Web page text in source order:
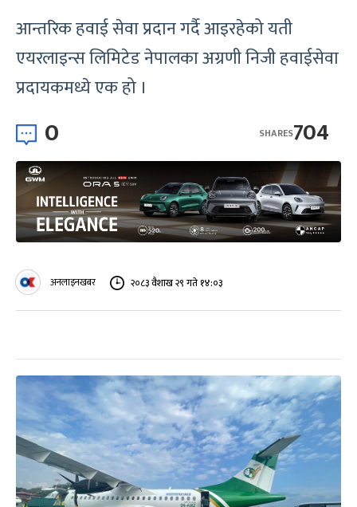
आन्तरिक हवाई सेवा प्रदान गर्दै आइरहेको यती
एयरलाइन्स लिमिटेड नेपालका अग्रणी निजी हवाईसेवा
प्रदायकमध्ये एक हो ।
0 704
SHARES
अनलाइनखबर २०८३ वैशाख २९ गते १४:०३